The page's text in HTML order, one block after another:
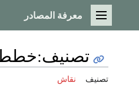
القائمة الرئيسية
معرفة المصادر
تصنيف:خطط
تصنيف نقاش